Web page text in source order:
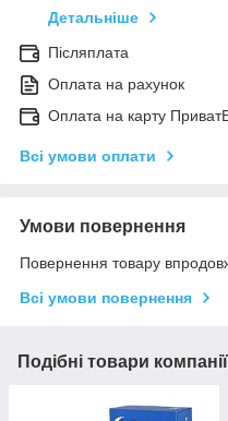
Детальніше
Післяплата
Оплата на рахунок
Оплата на карту
Всі умови оплати
Умови повернення
Повернення товару
Всі умови повернення
Подібні товари компанії